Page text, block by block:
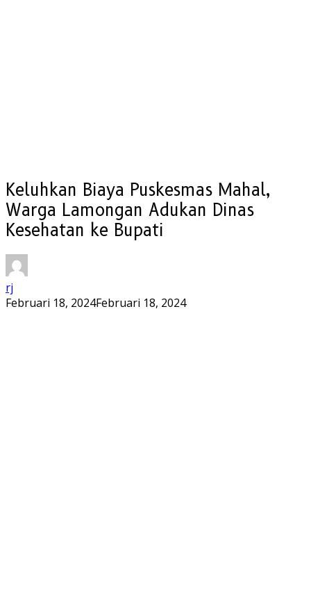
Keluhkan Biaya Puskesmas Mahal,
Warga Lamongan Adukan Dinas
Kesehatan ke Bupati
rj
Februari 18, 2024Februari 18, 2024